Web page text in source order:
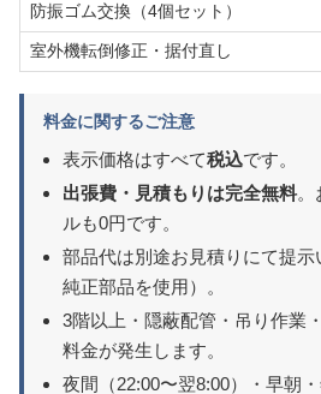
防振ゴム交換（4個セット）
室外機転倒修正・据付直し
料金に関するご注意
表示価格はすべて税込です。
出張費・見積もりは完全無料。
ルも0円です。
部品代は別途お見積りにて提
純正部品を使用）。
3階以上・隠蔽配管・吊り作業
料金が発生します。
夜間（22:00〜翌8:00）・早朝